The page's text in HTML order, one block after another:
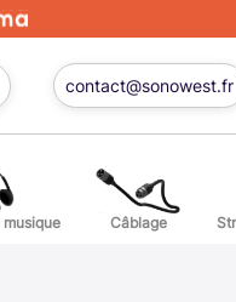
contact@sonowest.fr
musique Câblage